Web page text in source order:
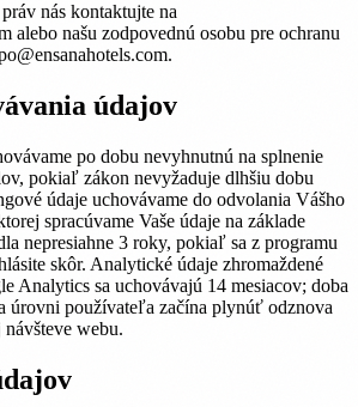
nás kontaktujte na
alebo našu zodpovednú osobu pre ochranu
údajov
po dobu nevyhnutnú na splnenie
pokiaľ zákon nevyžaduje dlhšiu dobu
údaje uchovávame do odvolania Vášho
spracúvame Vaše údaje na základe
nepresiahne 3 roky, pokiaľ sa z programu
skôr. Analytické údaje zhromaždené
Analytics sa uchovávajú 14 mesiacov; doba
úrovni používateľa začína plynúť odznova
webu.